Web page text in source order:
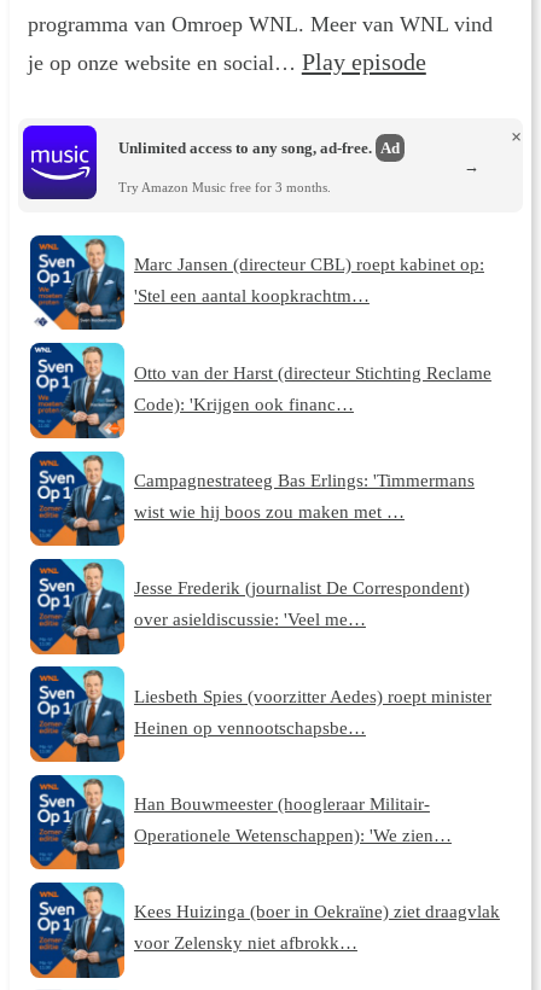
programma van Omroep WNL. Meer van WNL vind
je op onze website en social… Play episode
Unlimited access to any song, ad-free. Ad
Try Amazon Music free for 3 months.
×
→
Marc Jansen (directeur CBL) roept kabinet op:
'Stel een aantal koopkrachtm…
Otto van der Harst (directeur Stichting Reclame
Code): 'Krijgen ook financ…
Campagnestrateeg Bas Erlings: 'Timmermans
wist wie hij boos zou maken met …
Jesse Frederik (journalist De Correspondent)
over asieldiscussie: 'Veel me…
Liesbeth Spies (voorzitter Aedes) roept minister
Heinen op vennootschapsbe…
Han Bouwmeester (hoogleraar Militair-
Operationele Wetenschappen): 'We zien…
Kees Huizinga (boer in Oekraïne) ziet draagvlak
voor Zelensky niet afbrokk…